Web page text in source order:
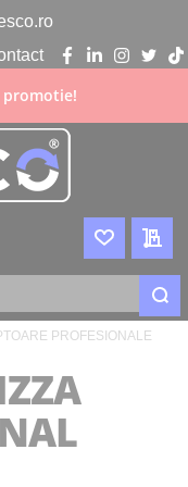
facebook
linkedin
promotie!
WISHLIST
PROFESIONALE